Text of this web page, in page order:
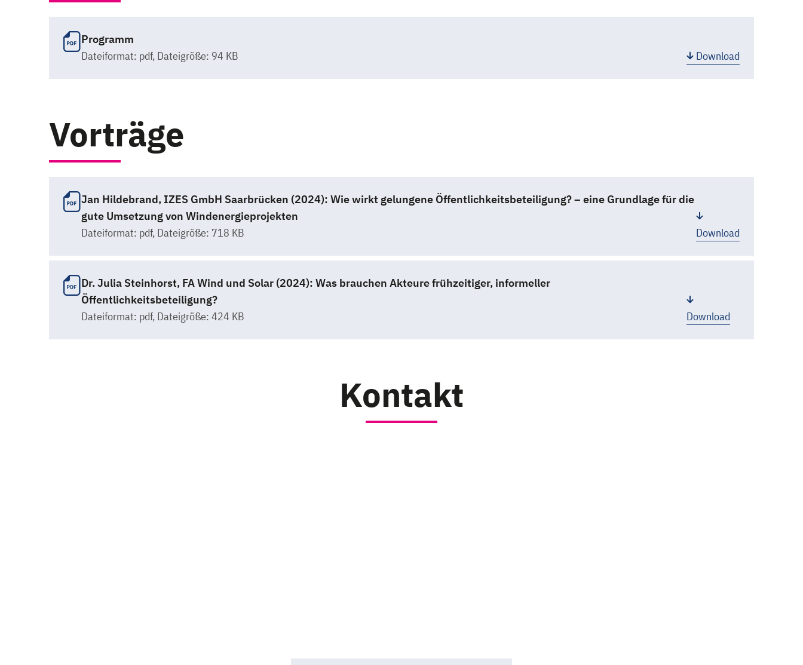
Programm
Dateiformat: pdf, Dateigröße: 94 KB Download
Vorträge
Jan Hildebrand, IZES GmbH Saarbrücken (2024): Wie wirkt gelungene Öffentlichkeitsbeteiligung? – eine Grundlage für die
gute Umsetzung von Windenergieprojekten
Dateiformat: pdf, Dateigröße: 718 KB Download
Dr. Julia Steinhorst, FA Wind und Solar (2024): Was brauchen Akteure frühzeitiger, informeller
Öffentlichkeitsbeteiligung?
Dateiformat: pdf, Dateigröße: 424 KB Download
Kontakt